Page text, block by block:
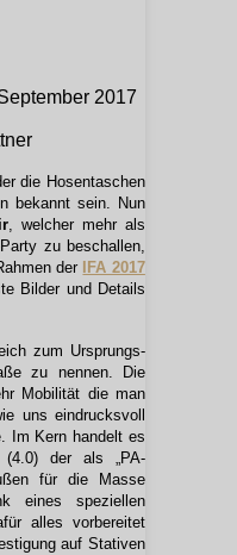
2017
die Hosentaschen
bekannt sein. Nun
, welcher mehr als
zu beschallen,
der
IFA 2017
Bilder und Details
zum Ursprungs-
zu nennen. Die
Mobilität die man
uns eindrucksvoll
Im Kern handelt es
(4.0) der als „PA-
für die Masse
eines speziellen
alles vorbereitet
auf Stativen